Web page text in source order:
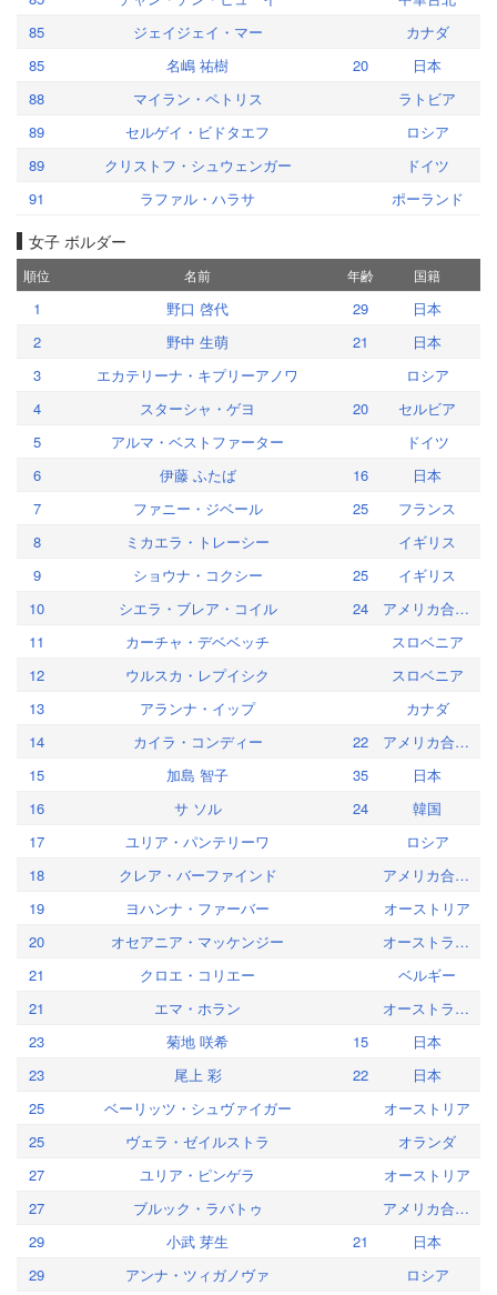
85
ジェイジェイ・マー
カナダ
85
名嶋 祐樹 20
日本
88
マイラン・ペトリス
ラトビア
89
セルゲイ・ビドタエフ
ロシア
89
クリストフ・シュウェンガー
ドイツ
91
ラファル・ハラサ ポーランド
女子 ボルダー
順位 名前 年齢 国籍
1 野口 啓代 29
日本
2
野中 生萌 21
日本
3
エカテリーナ・キプリーアノワ
ロシア
4
スターシャ・ゲヨ 20
セルビア
5
アルマ・ベストファーター
ドイツ
6
伊藤 ふたば 16
日本
7
ファニー・ジベール 25
フランス
8
ミカエラ・トレーシー
イギリス
9
ショウナ・コクシー 25
イギリス
10
シエラ・ブレア・コイル 24
アメリカ合衆国
11
カーチャ・デベベッチ
スロベニア
12
ウルスカ・レプイシク
スロベニア
13
アランナ・イップ
カナダ
14
カイラ・コンディー 22
アメリカ合衆国
15
加島 智子 35
日本
16
サ ソル 24
韓国
17
ユリア・パンテリーワ
ロシア
18
クレア・バーファインド
アメリカ合衆国
19
ヨハンナ・ファーバー
オーストリア
20
オセアニア・マッケンジー
オーストラリア
21
クロエ・コリエー
ベルギー
21
エマ・ホラン
オーストラリア
23
菊地 咲希 15
日本
23
尾上 彩 22
日本
25
ベーリッツ・シュヴァイガー
オーストリア
25
ヴェラ・ゼイルストラ
オランダ
27
ユリア・ピンゲラ
オーストリア
27
ブルック・ラバトゥ
アメリカ合衆国
29
小武 芽生 21
日本
29
アンナ・ツィガノヴァ
ロシア